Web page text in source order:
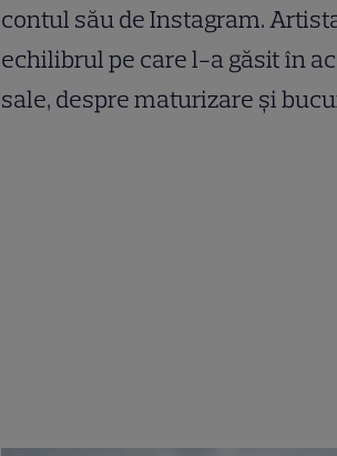
contul său de Instagram.
echilibrul pe care l-a găsit în
sale, despre maturizare și